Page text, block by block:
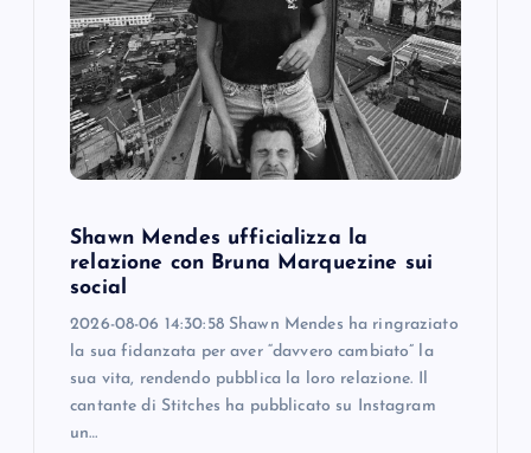
Shawn Mendes ufficializza la
relazione con Bruna Marquezine sui
social
2026-08-06 14:30:58 Shawn Mendes ha ringraziato
la sua fidanzata per aver “davvero cambiato” la
sua vita, rendendo pubblica la loro relazione. Il
cantante di Stitches ha pubblicato su Instagram
un…